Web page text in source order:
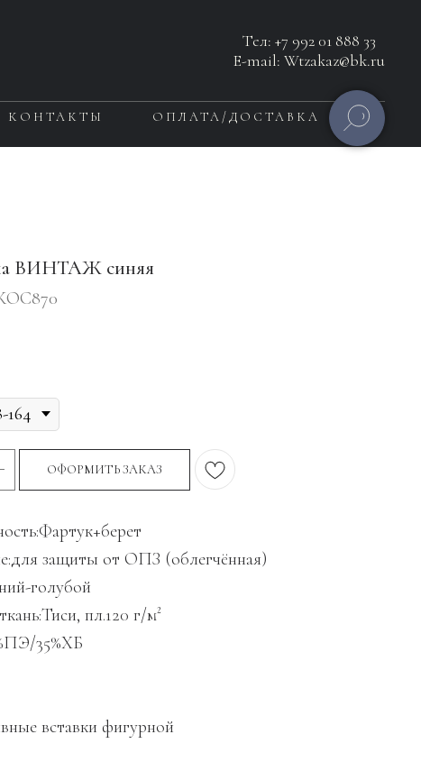
Тел: +7 992 01 888 33
E-mail: Wtzakaz@bk.ru
КОНТАКТЫ
ОПЛАТА/ДОСТАВКА
ВИНТАЖ синяя
ОФОРМИТЬ ЗАКАЗ
защиты от ОПЗ (облегчённая)
голубой
пл.120 г/м²
35%ХБ
вставки фигурной